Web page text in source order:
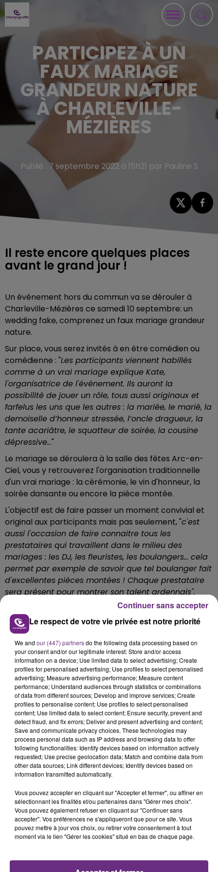
PARTICIPEZ À UN
FAUX MARIAGE
GRANDEUR NATURE
À CHARLEVILLE-
MÉZIÈRES
Publié : 7 septembre 2022 à 15h21 par Pauline S
Il reste encore quelques places
avant le grand jour !
Un événement hors du commun va se dérouler à
Charleville-Mézières ce samedi 10 septembre: un
wedding fake, comprenez un faux mariage grandeur
nature.
Sur place, vous serez invités à en être comédien ou
comédienne : "Les participants viennent habillés
comme à un vrai mariage explique Kate,
l'organisatrice de l'événement. Ils auront la
possibilité de jouer un rôle, tous aussi originaux et
farfelus les uns que les autres : la mariée, le marié, la
demoiselle d’honneur stressée, l’oncle dragueur, la
tante acariâtre, le squatteur de soirée, la cousine
dépressive..."
Le mariage se déroulera à la salle des fêtes Arc-en-
Ciel, vous y retrouverez l'organisation traditionnelle
d'un vrai mariage : la cérémonie, le vin d'honneur, la
soirée dansante ou encore la pièce montée.
L'objectif est de faire passer un moment convivial et
original aux participants mais pas seulement, "c'est
aussi l'occasion de faire connaitre tous les
prestataires qui travaillent dans le milieu des
mariages : les DJ, les fleuristes, les boulangers... cela
permet par exemple de savoir que tel boulanger fait
d'excellentes pièces montées ! Chaque prestataire
sera présent pour montrer son talent ardennais".
Comptez 25 euros la place adulte. Pour réserver,
rendez-vousICI
FIL D'ACTU
5 août 2026
UN FEU DE REMORQUE BLOQUE LA
Un feu de remorque s'est déclaré ce mercredi en
fin de matinée sur l'A34.
Le respect de votre vie privée est notre priorité
We and our (447) partnersdo the following data processing based on
your consent and/or our legitimate interest: Store and/or access
information on a device; Use limited data to select advertising; Create
profiles for personalised advertising; Use profiles to select personalised
advertising; Measure advertising performance; Measure content
performance; Understand audiences through statistics or combinations
of data from different sources; Develop and improve services; Create
profiles to personalise content; Use profiles to select personalised
content; Use limited data to select content; Ensure security, prevent and
detect fraud, and fix errors; Deliver and present advertising and content;
Save and communicate privacy choices. These technologies may
process personal data such as IP address and browsing data to offer
following functionalities: Identify devices based on information actively
requested; Use precise geolocation data; Match and combine data from
other data sources; Link different devices; Identify devices based on
information transmitted automatically.
Vous pouvez accepter en cliquant sur "Accepter et fermer", ou affiner en
sélectionnant les finalités et/ou partenaires dans "Gérer mes choix".
Vous pouvez également refuser en cliquant sur "Continuer sans
accepter". Vos préférences ne s'appliqueront que pour ce site. Vous
pouvez mettre à jour vos choix, ou retirer votre consentement à tout
moment via le lien "Gérer les cookies" situé en bas de chaque page.
Continuer sans accepter